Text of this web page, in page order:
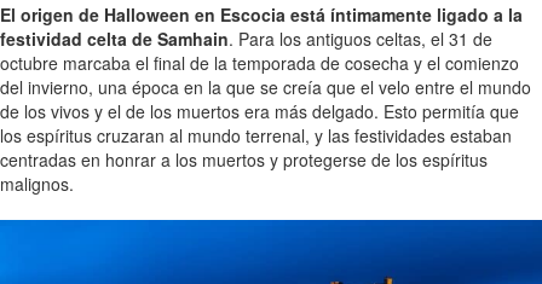
El origen de Halloween en Escocia está íntimamente ligado a la
festividad celta de Samhain. Para los antiguos celtas, el 31 de
octubre marcaba el final de la temporada de cosecha y el comienzo
del invierno, una época en la que se creía que el velo entre el mundo
de los vivos y el de los muertos era más delgado. Esto permitía que
los espíritus cruzaran al mundo terrenal, y las festividades estaban
centradas en honrar a los muertos y protegerse de los espíritus
malignos.